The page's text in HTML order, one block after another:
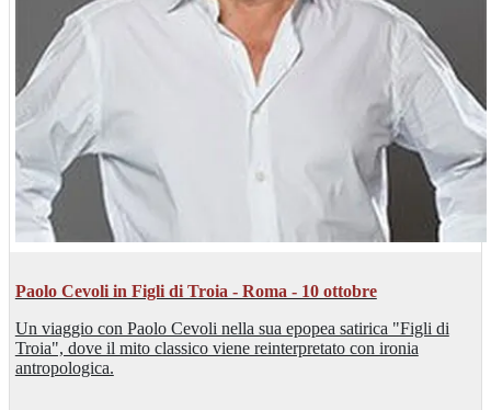
Paolo Cevoli in Figli di Troia - Roma - 10 ottobre
Un viaggio con Paolo Cevoli nella sua epopea satirica "Figli di
Troia", dove il mito classico viene reinterpretato con ironia
antropologica.